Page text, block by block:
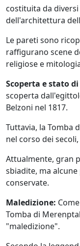
costituita da
dell'architettura
Le pareti sono
raffigurano scene
religiose e
Scoperta e stato
scoperta
Belzoni nel 1817.
Tuttavia, la Tomba
nel corso dei
Attualmente, gran
sbiadite, ma
conservate.
Maledizione:
Tomba di
"maledizione".